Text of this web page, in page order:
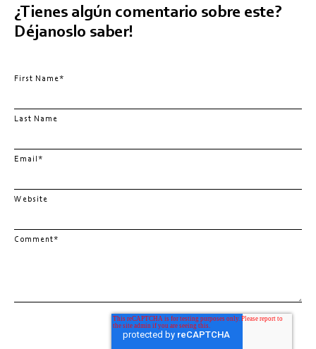
¿Tienes algún comentario sobre este?
Déjanoslo saber!
First Name*
Last Name
Email*
Website
Comment*